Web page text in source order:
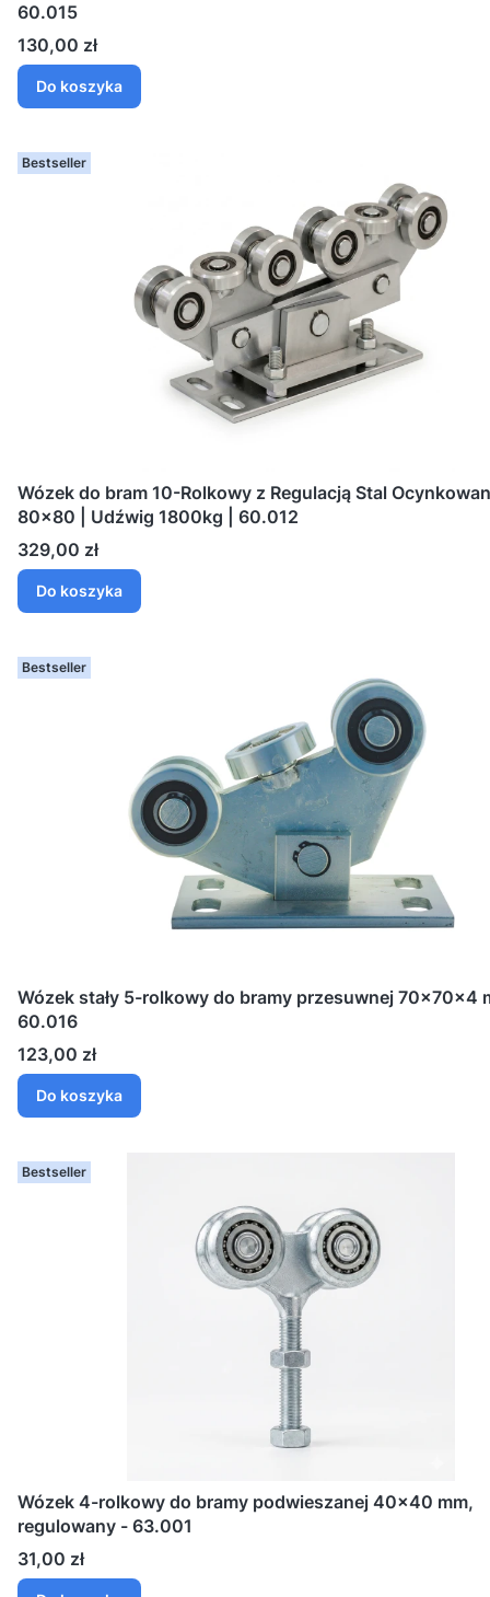
60.015
Cena
130,00 zł
Do koszyka
Bestseller
Wózek do bram 10-Rolkowy z Regulacją Stal
80x80 | Udźwig 1800kg | 60.012
Cena
329,00 zł
Do koszyka
Bestseller
Wózek stały 5-rolkowy do bramy przesuwnej 70x70x4
60.016
Cena
123,00 zł
Do koszyka
Bestseller
Wózek 4-rolkowy do bramy podwieszanej 40x40 mm,
regulowany - 63.001
Cena
31,00 zł